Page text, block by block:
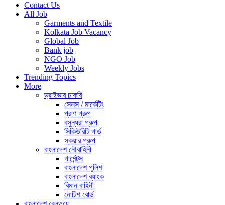
Contact Us
All Job
Garments and Textile
Kolkata Job Vacancy
Global Job
Bank job
NGO Job
Weekly Jobs
Trending Topics
More
ড্রাইভার চাকরি
সেলস / মার্কেটিং
প্রাণ গ্রুপ
বসুন্ধরা গ্রুপ
সিকিউরিটি গার্ড
স্কয়ার গ্রুপ
বাংলাদেশ নৌবাহিনী
গার্মেন্টস
বাংলাদেশ পুলিশ
বাংলাদেশ ব্যাংক
বিমান বাহিনী
নোটিশ বোর্ড